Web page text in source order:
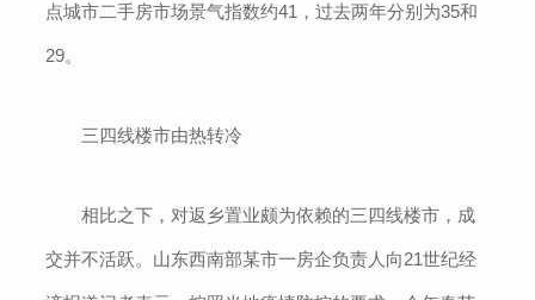
点城市二手房市场景气指数约41，过去两年分别为35和
29。
三四线楼市由热转冷
相比之下，对返乡置业颇为依赖的三四线楼市，成
交并不活跃。山东西南部某市一房企负责人向21世纪经